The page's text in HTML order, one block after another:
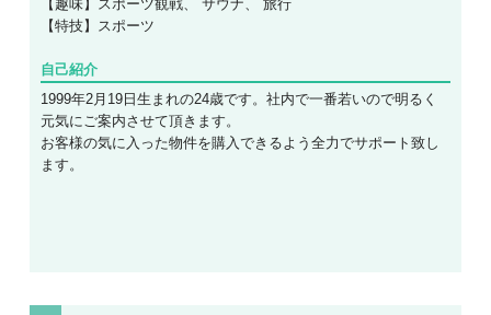
【趣味】スポーツ観戦、 サウナ、 旅行
【特技】スポーツ
自己紹介
1999年2月19日生まれの24歳です。社内で一番若いので明るく
元気にご案内させて頂きます。
お客様の気に入った物件を購入できるよう全力でサポート致し
ます。